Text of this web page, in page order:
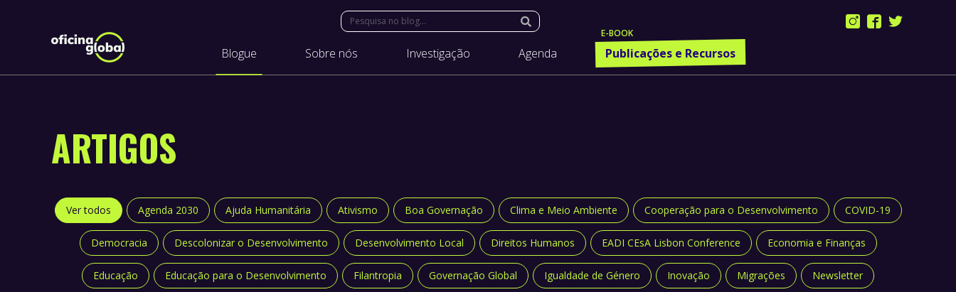
Search:
Instagram
Facebook
Twitter
Blogue Sobre nós Investigação Agenda Publicações e Recursos
ARTIGOS
Ver todos Agenda 2030 Ajuda Humanitária Ativismo Boa Governação Clima e Meio Ambiente Cooperação para o Desenvolvimento COVID-19
Democracia Descolonizar o Desenvolvimento Desenvolvimento Local Direitos Humanos EADI CEsA Lisbon Conference Economia e Finanças
Educação Educação para o Desenvolvimento Filantropia Governação Global Igualdade de Género Inovação Migrações Newsletter